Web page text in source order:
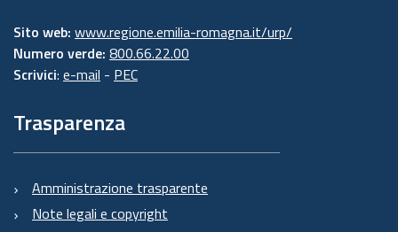
Sito web: www.regione.emilia-romagna.it/urp/
Numero verde: 800.66.22.00
Scrivici: e-mail - PEC
Trasparenza
Amministrazione trasparente
Note legali e copyright